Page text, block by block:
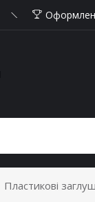
Пластикові